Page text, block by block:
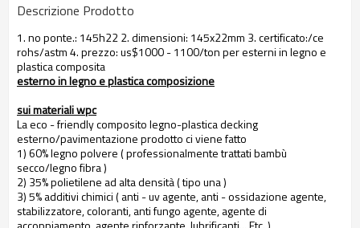
Descrizione Prodotto
1. no ponte.: 145h22 2. dimensioni: 145x22mm 3. certificato:/ce
rohs/astm 4. prezzo: us$1000 - 1100/ton per esterni in legno e
plastica composita
esterno in legno e plastica composizione
sui materiali wpc
La eco - friendly composito legno-plastica decking
esterno/pavimentazione prodotto ci viene fatto
1) 60% legno polvere ( professionalmente trattati bambù
secco/legno fibra )
2) 35% polietilene ad alta densità ( tipo una )
3) 5% additivi chimici ( anti - uv agente, anti - ossidazione agente,
stabilizzatore, coloranti, anti fungo agente, agente di